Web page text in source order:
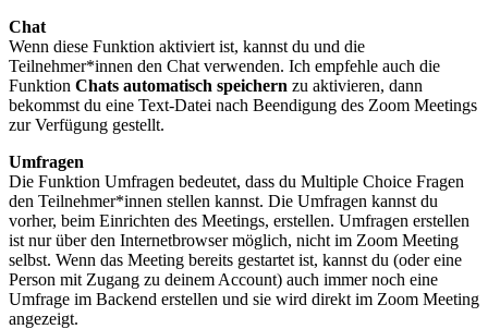
Chat
Wenn diese Funktion aktiviert ist, kannst du und die
Teilnehmer*innen den Chat verwenden. Ich empfehle auch die
Funktion Chats automatisch speichern zu aktivieren, dann
bekommst du eine Text-Datei nach Beendigung des Zoom Meetings
zur Verfügung gestellt.
Umfragen
Die Funktion Umfragen bedeutet, dass du Multiple Choice Fragen
den Teilnehmer*innen stellen kannst. Die Umfragen kannst du
vorher, beim Einrichten des Meetings, erstellen. Umfragen erstellen
ist nur über den Internetbrowser möglich, nicht im Zoom Meeting
selbst. Wenn das Meeting bereits gestartet ist, kannst du (oder eine
Person mit Zugang zu deinem Account) auch immer noch eine
Umfrage im Backend erstellen und sie wird direkt im Zoom Meeting
angezeigt.